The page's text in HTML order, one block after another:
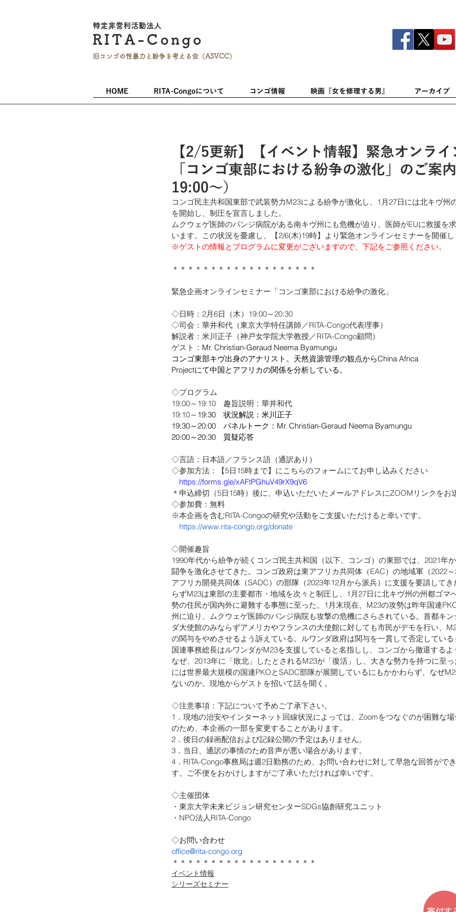
特定非営利活動法人
RITA- Congo
旧コンゴの性暴力と 紛争を考える会（ASVCC）
HOME RITA-Congoについて コンゴ情報 映画『女を修理する男』 アーカイブ
【2/5更新】【イベント情報】緊急オンラ
「コンゴ東部における紛争の激化」のご案
19:00〜）
コンゴ民主共和国東部で武装勢力M23による紛争が激化し、1月27日には北キヴ州
を開始し、制圧を宣言しました。
ムクウェゲ医師のパンジ病院がある南キヴ州にも危機が迫り、医師がEUに救援を
います。この状況を憂慮し、【2/6(木)19時】より緊急オンラインセミナーを開催
※ゲストの情報とプログラムに変更がございますので、下記をご参照ください。
＊＊＊＊＊＊＊＊＊＊＊＊＊＊＊＊＊＊＊
緊急企画オンラインセミナー「コンゴ東部における紛争の激化」
◇日時：2月6日（木）19:00～20:30
◇司会：華井和代（東京大学特任講師／RITA-Congo代表理事）
解説者：米川正子（神戸女学院大学教授／RITA-Congo顧問）
ゲスト： Mr. Christian-Geraud Neema Byamungu
コンゴ東部キヴ出身のアナリスト。天然資源管理の観点からChina Africa
Projectにて中国とアフリカの関係を分析している。
◇プログラム
19:00～19:10　趣旨説明：華井和代
19:10～ 19:30　状況解説：米川正子
19:30～20:00　パネルトーク：Mr. Christian-Geraud Neema Byamungu
20:00～20:30　質疑応答
◇言語：日本語／フランス語（通訳あり）
◇参加方法：【5日15時まで】にこちらのフォームにてお申し込みください
https://forms.gle/xAFtPGhuV49rX9qV6
＊申込締切（5日15時）後に、申込いただいたメールアドレスにZOOMリンクをお
◇参加費：無料
※本企画を含むRITA-Congoの研究や活動をご支援いただけると幸いです。
https://www.rita-congo.org/donate
◇開催趣旨
1990年代から紛争が続くコンゴ民主共和国（以下、コンゴ）の東部では、2021年
闘争を激化させてきた。コンゴ政府は東アフリカ共同体（EAC）の地域軍（2022
アフリカ開発共同体（SADC）の部隊（2023年12月から派兵）に支援を要請して
らずM23は東部の主要都市・地域を次々と制圧し、1月27日に北キヴ州の州都ゴマ
勢の住民が国内外に避難する事態に至った。1月末現在、M23の攻勢は昨年国連
州に迫り、ムクウェゲ医師のパンジ病院も攻撃の危機にさらされている。首都キ
ダ大使館のみならずアメリカやフランスの大使館に対しても市民がデモを行い、
の関与をやめさせるよう訴えている。ルワンダ政府は関与を一貫して否定してい
国連事務総長はルワンダがM23を支援していると名指しし、コンゴから撤退するよ
なぜ、2013年に「敗北」したとされるM23が「復活」し、大きな勢力を持つに至
には世界最大規模の国連PKOとSADC部隊が展開しているにもかかわらず、なぜ
ないのか。現地からゲストを招いて話を聞く。
◇注意事項：下記について予めご了承下さい。
1．現地の治安やインターネット回線状況によっては、Zoomをつなぐのが困難な
のため、本企画の一部を変更することがあります。
2．後日の録画配信および記録公開の予定はありません。
3．当日、通訳の事情のため音声が悪い場合があります。
4．RITA-Congo事務局は週2日勤務のため、お問い合わせに対して早急な回答がで
す。ご不便をおかけしますがご了承いただければ幸いです。
◇主催団体
・東京大学未来ビジョン研究センターSDGs協創研究ユニット
・NPO法人RITA-Congo
◇お問い合わせ
office@rita-congo.org
＊＊＊＊＊＊＊＊＊＊＊＊＊＊＊＊＊＊＊
イベント情報
シリーズセミナー